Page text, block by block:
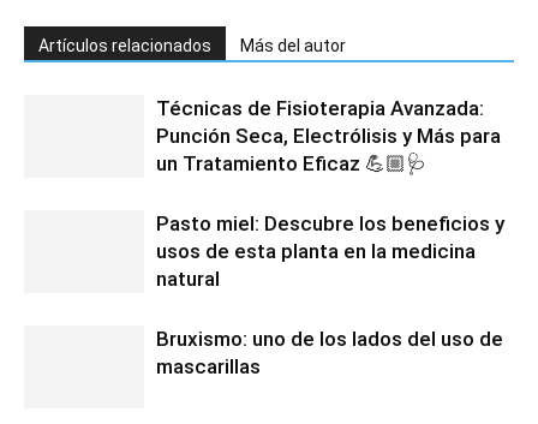
Artículos relacionados Más del autor
Técnicas de Fisioterapia Avanzada:
Punción Seca, Electrólisis y Más para
un Tratamiento Eficaz 💪🏼🩺
Pasto miel: Descubre los beneficios y
usos de esta planta en la medicina
natural
Bruxismo: uno de los lados del uso de
mascarillas